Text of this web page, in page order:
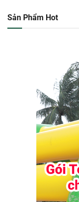
Sản Phẩm Hot